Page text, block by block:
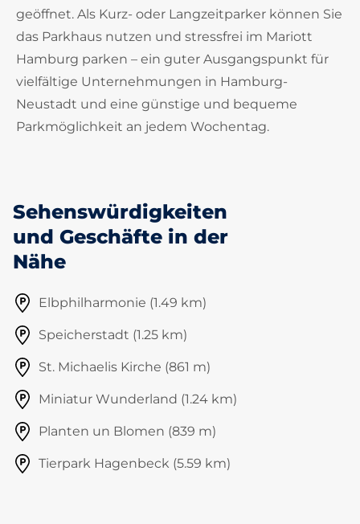
geöffnet. Als Kurz- oder Langzeitparker können Sie
das Parkhaus nutzen und stressfrei im Mariott
Hamburg parken – ein guter Ausgangspunkt für
vielfältige Unternehmungen in Hamburg-
Neustadt und eine günstige und bequeme
Parkmöglichkeit an jedem Wochentag.
Sehenswürdigkeiten
und Geschäfte in der
Nähe
Elbphilharmonie (1.49 km)
Speicherstadt (1.25 km)
St. Michaelis Kirche (861 m)
Miniatur Wunderland (1.24 km)
Planten un Blomen (839 m)
Tierpark Hagenbeck (5.59 km)